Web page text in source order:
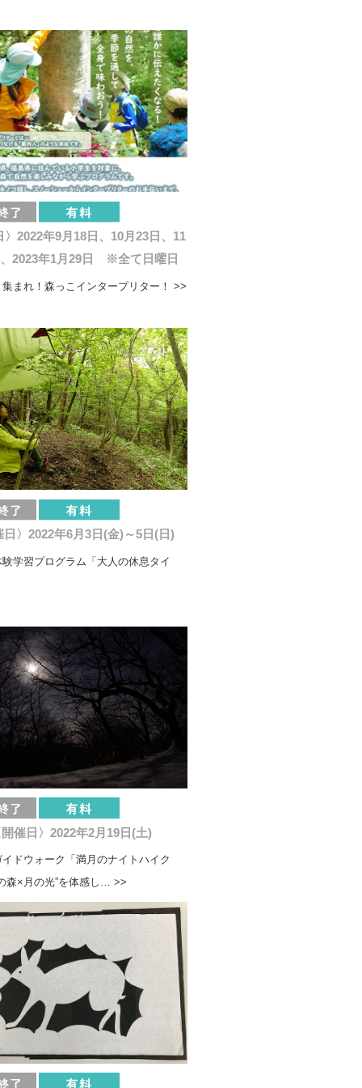
〉2022年9月18日、10月23日、11
、2023年1月29日 ※全て日曜日
集まれ！森っこインタープリター！ >>
日〉2022年6月3日(金)～5日(日)
学習プログラム「大人の休息タイ
開催日〉2022年2月19日(土)
ドウォーク「満月のナイトハイク
森×月の光”を体感し… >>